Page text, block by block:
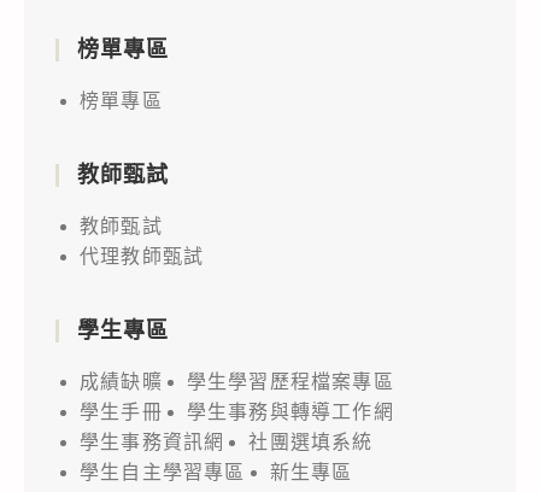
榜單專區
榜單專區
教師甄試
教師甄試
代理教師甄試
學生專區
成績缺曠
學生學習歷程檔案專區
學生手冊
學生事務與轉導工作網
學生事務資訊網
社團選填系統
學生自主學習專區
新生專區